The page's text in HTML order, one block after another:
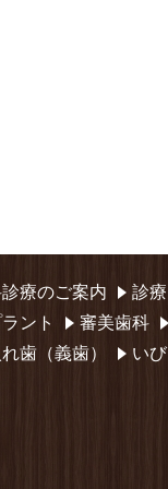
療のご案内 診
ント
審美歯科
歯（義歯）
い